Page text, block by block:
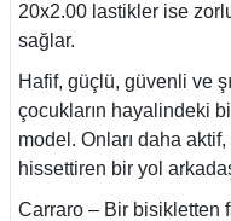
20x2.00 lastikler ise
sağlar.
Hafif, güçlü, güvenli ve
çocukların hayalindeki
model. Onları daha
hissettiren bir yol
Carraro – Bir bisikletten